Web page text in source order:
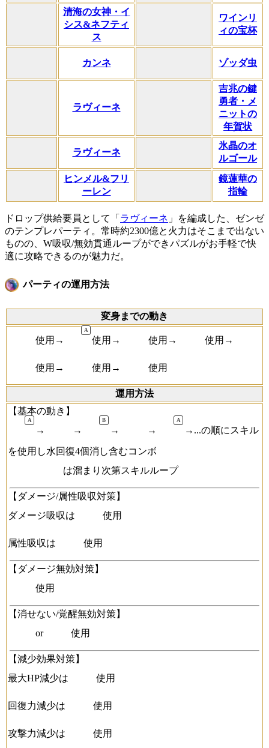
清海の女神・イ
シス&ネフティ
ス
ワインリ
ィの宝杯
カンネ ゾッダ虫
ラヴィーネ
吉兆の鍵
勇者・メ
ニットの
年賀状
ラヴィーネ
氷晶のオ
ルゴール
ヒンメル&フリ
ーレン
鏡蓮華の
指輪
ドロップ供給要員として「 ラヴィーネ 」を編成した、ゼンゼ
のテンプレパーティ。常時約2300億と火力はそこまで出ない
ものの、W吸収/無効貫通ループができパズルがお手軽で快
適に攻略できるのが魅力だ。
パーティの運用方法
変身までの動き
使用→ 使用→ 使用→ 使用→
使用→ 使用→ 使用
運用方法
【基本の動き】
→
→ → → →...の順にスキル
を使用し水回復4個消し含むコンボ
は溜まり次第スキルループ
【ダメージ/属性吸収対策】
ダメージ吸収は
使用
属性吸収は 使用
【ダメージ無効対策】
使用
【消せない/覚醒無効対策】
or
使用
【減少効果対策】
最大HP減少は
使用
回復力減少は 使用
攻撃力減少は 使用